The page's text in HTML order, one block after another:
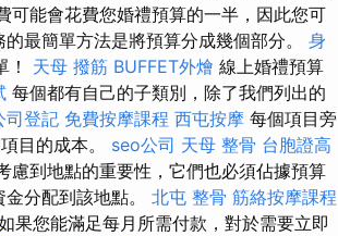
可能會花費您婚禮預算的一半，因此您可
最簡單方法是將預算分成幾個部分。 身
！ 天母 撥筋 BUFFET外燴 線上婚禮預算
每個都有自己的子類別，除了我們列出的
司登記 免費按摩課程 西屯按摩 每個項目旁
目的成本。 seo公司 天母 整骨 台胞證高
慮到地點的重要性，它們也必須佔據預算
分配到該地點。 北屯 整骨 筋絡按摩課程
果您能滿足每月所需付款，對於需要立即